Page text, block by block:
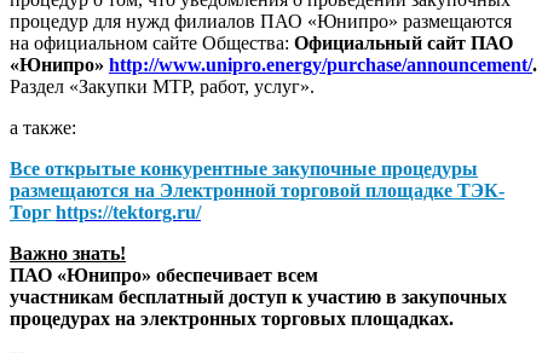
процедур для нужд филиалов ПАО «Юнипро» размещаются
на официальном сайте Общества: Официальный сайт ПАО
«Юнипро» http://www.unipro.energy/purchase/announcement/.
Раздел «Закупки МТР, работ, услуг».
а также:
Все открытые конкурентные закупочные процедуры
размещаются на Электронной торговой площадке ТЭК-
Торг https://tektorg.ru/
Важно знать!
ПАО «Юнипро» обеспечивает всем
участникам бесплатный доступ к участию в закупочных
процедурах на электронных торговых площадках.